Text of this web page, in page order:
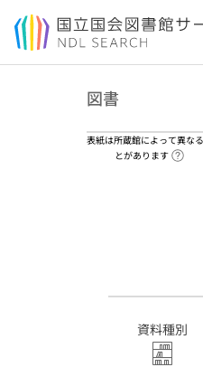
本文へ移動
図書
表紙は所蔵館によって異な
とがあります
資料種別